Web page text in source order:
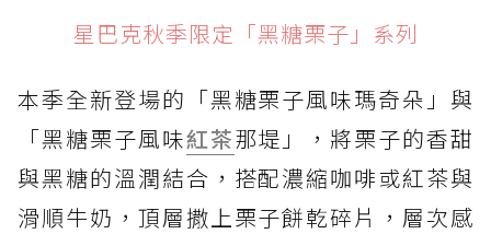
星巴克秋季限定「黑糖栗子」系列
本季全新登場的「黑糖栗子風味瑪奇朵」與
「黑糖栗子風味紅茶那堤」，將栗子的香甜
與黑糖的溫潤結合，搭配濃縮咖啡或紅茶與
滑順牛奶，頂層撒上栗子餅乾碎片，層次感